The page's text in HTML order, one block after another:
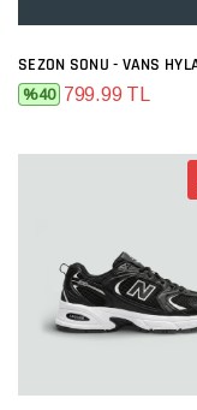
%40 799.99 TL